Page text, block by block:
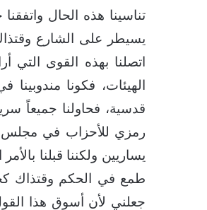
تناسينا هذه الحال
يسيطر على الشارع
اتصلنا بهذه القوى التي
الهيئات، فكونا
قدسية، فحاولنا جميعاً
رمزي للأحزاب في مجلس
يساريين ولكننا قبلنا
طمع في الحكم وقتذاك
جعلني لأن أسوق هذا